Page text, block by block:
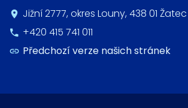
Jižní 2777, okres Louny, 438 01 Žatec
+420 415 741 011
Předchozí verze našich stránek